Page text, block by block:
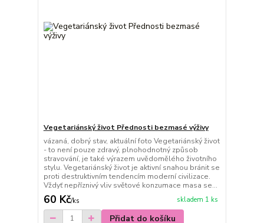
Vegetariánský život Přednosti bezmasé výživy
vázaná, dobrý stav, aktuální foto Vegetariánský život
- to není pouze zdravý, plnohodnotný způsob
stravování, je také výrazem uvědomělého životního
stylu. Vegetariánský život je aktivní snahou bránit se
proti destruktivním tendencím moderní civilizace.
Vždyť nepříznivý vliv světové konzumace masa se...
60 Kč/ks skladem 1 ks
Přidat do košíku